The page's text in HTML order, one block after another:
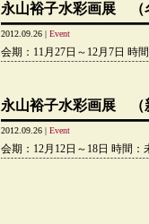
永山裕子水彩画展 （
2012.09.26 | Event
会期：11月27日～12月7日 時
永山裕子水彩画展 （
2012.09.26 | Event
会期：12月12日～18日 時間